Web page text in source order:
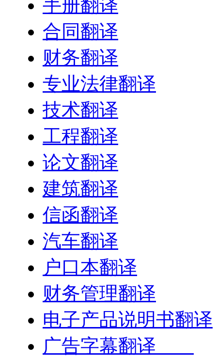
手册翻译
合同翻译
财务翻译
专业法律翻译
技术翻译
工程翻译
论文翻译
建筑翻译
信函翻译
汽车翻译
户口本翻译
财务管理翻译
电子产品说明书翻译
广告字幕翻译